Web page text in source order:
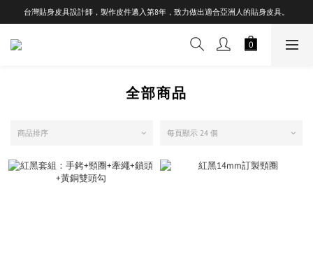
台灣貼身皮具設計師，製作皮件邁入第8年，致力做出適合亞洲人的貼身皮具。
全部商品
商品排序 每頁顯示 24 個